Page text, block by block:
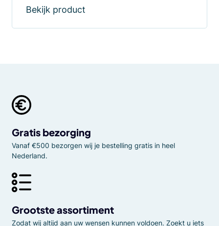
Bekijk product
Gratis bezorging
Vanaf €500 bezorgen wij je bestelling gratis in heel
Nederland.
Grootste assortiment
Zodat wij altijd aan uw wensen kunnen voldoen. Zoekt u iets